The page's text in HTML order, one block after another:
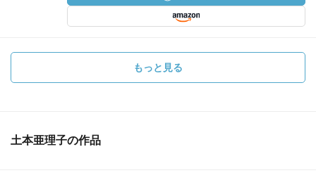
もっと見る
土本亜理子の作品